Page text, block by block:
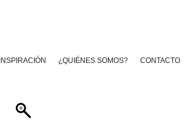
INSPIRACIÓN ¿QUIÉNES SOMOS? CONTACTO